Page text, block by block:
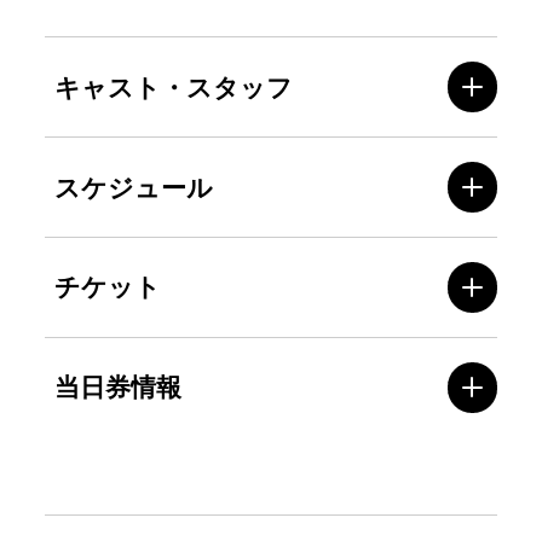
キャスト・スタッフ
スケジュール
チケット
当日券情報